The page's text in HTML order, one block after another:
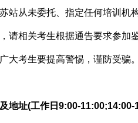
站从未委托、指定任何培训机
请相关考生根据通告要求参加
大考生要提高警惕，谨防受骗。
地址(工作日9:00-11:00;14:00-